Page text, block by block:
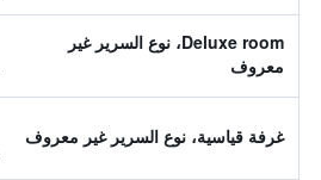
Deluxe room، نوع السرير غير
معروف
غرفة قياسية، نوع السرير غير معروف